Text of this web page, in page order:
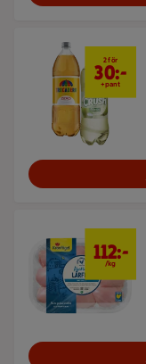
2 för 30 kr
2 för
30:-
+pant
112:-
/kg